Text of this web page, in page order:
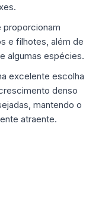
proporcionam
e filhotes, além de
algumas espécies.
excelente escolha
denso
mantendo o
atraente.